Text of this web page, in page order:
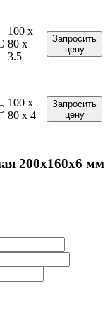
100 x
80 x
3.5
Запросить
цену
100 x
80 x 4
Запросить
цену
200x160x6 мм